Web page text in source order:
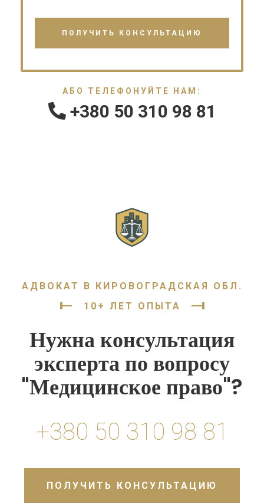
АБО ТЕЛЕФОНУЙТЕ НАМ:
+380 50 310 98 81
АДВОКАТ В КИРОВОГРАДСКАЯ ОБЛ.
10+ ЛЕТ ОПЫТА
Нужна консультация
эксперта по вопросу
"Медицинское право"?
+380 50 310 98 81
ПОЛУЧИТЬ КОНСУЛЬТАЦИЮ